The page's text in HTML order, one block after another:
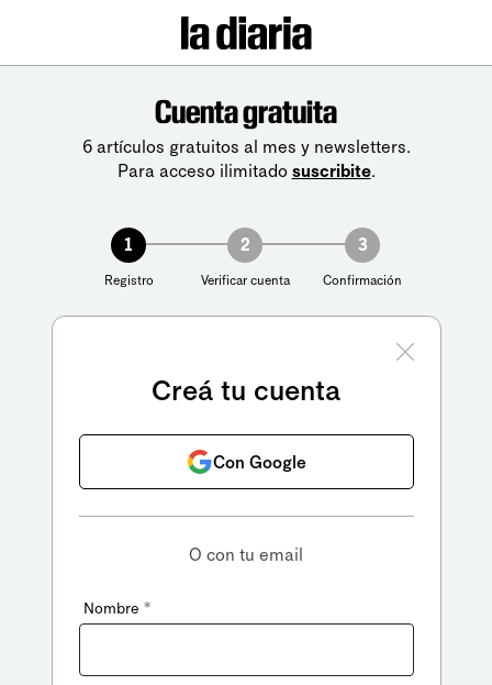
Cuenta gratuita
6 artículos gratuitos al mes y newsletters.
Para acceso ilimitado suscribite.
1
Registro
2
Verificar cuenta
3
Confirmación
Creá tu cuenta
Con Google
O con tu email
Nombre *